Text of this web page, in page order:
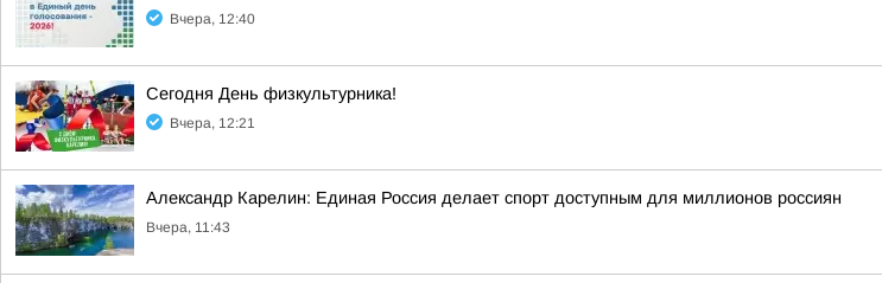
Вчера, 12:40
Сегодня День физкультурника!
Вчера, 12:21
Александр Карелин: Единая Россия делает спорт доступным для миллионов россиян
Вчера, 11:43